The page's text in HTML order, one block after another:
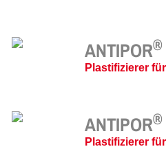
ANTIPOR®
Plastifizierer
ANTIPOR®
Plastifizierer